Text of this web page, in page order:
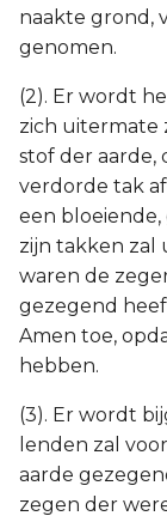
naakte grond,
genomen.
(2). Er wordt
zich uitermate
stof der aarde,
verdorde tak
een
zijn takken zal
waren de
gezegend
Amen toe,
hebben.
(3). Er wordt
lenden zal
aarde
zegen der